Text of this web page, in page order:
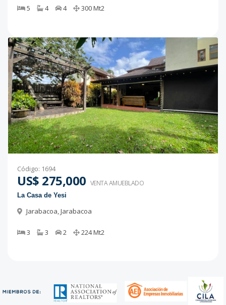
5 4 4 300Mt2
Código: 1694
US$ 275,000 VENTA AMUEBLADO
La Casa de Yesi
Jarabacoa,Jarabacoa
3 3 2 224Mt2